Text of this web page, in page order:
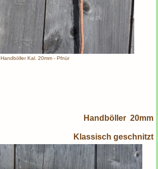
Handböller Kal. 20mm - Pfnür
Handböller 20mm
Klassisch geschnitzt